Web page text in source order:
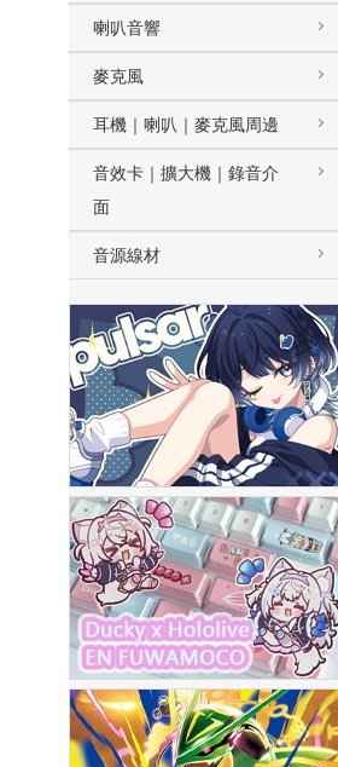
喇叭音響
麥克風
耳機｜喇叭｜麥克風周邊
音效卡｜擴大機｜錄音介
面
音源線材